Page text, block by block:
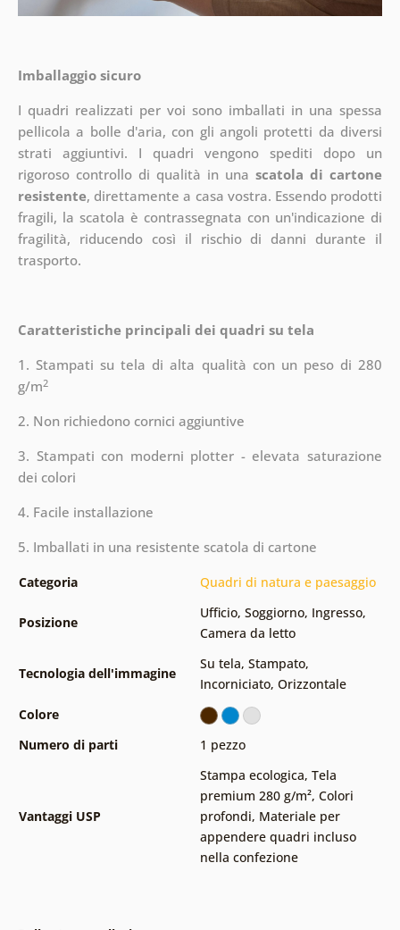
Imballaggio sicuro
I quadri realizzati per voi sono imballati in una spessa
pellicola a bolle d'aria, con gli angoli protetti da diversi
strati aggiuntivi. I quadri vengono spediti dopo un
rigoroso controllo di qualità in unascatola di cartone
resistente, direttamente a casa vostra. Essendo prodotti
fragili, la scatola è contrassegnata con un'indicazione di
fragilità, riducendo così il rischio di danni durante il
trasporto.
Caratteristiche principali dei quadri su tela
1. Stampati su tela di alta qualità con un peso di 280
g/m2
2. Non richiedono cornici aggiuntive
3. Stampati con moderni plotter - elevata saturazione
dei colori
4. Facile installazione
5. Imballati in una resistente scatola di cartone
Categoria Quadri di natura e paesaggio
Posizione
Ufficio, Soggiorno, Ingresso,
Camera da letto
Tecnologia dell'immagine
Su tela, Stampato,
Incorniciato, Orizzontale
Colore
Numero di parti
1 pezzo
Vantaggi USP
Stampa ecologica, Tela
premium 280 g/m², Colori
profondi, Materiale per
appendere quadri incluso
nella confezione